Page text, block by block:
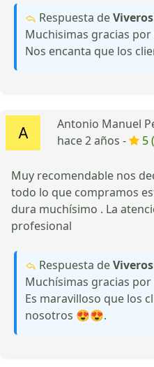
Respuesta de
Muchisimas gracias
Nos encanta que los
Antonio Manuel
hace 2 años -
5
Muy recomendable nos
todo lo que compramos
dura muchísimo . La
profesional
Respuesta de
Muchísimas gracias
Es maravilloso que los
nosotros 😍😍.